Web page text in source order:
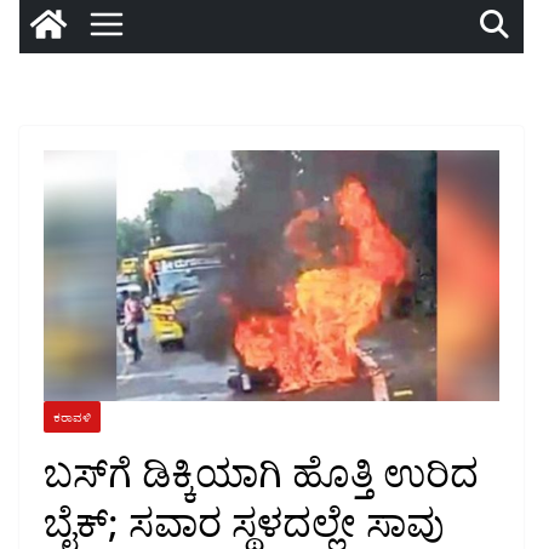
ಕರಾವಳಿ
ಬಸ್‌ಗೆ ಡಿಕ್ಕಿಯಾಗಿ ಹೊತ್ತಿ ಉರಿದ
ಬೈಕ್; ಸವಾರ ಸ್ಥಳದಲ್ಲೇ ಸಾವು